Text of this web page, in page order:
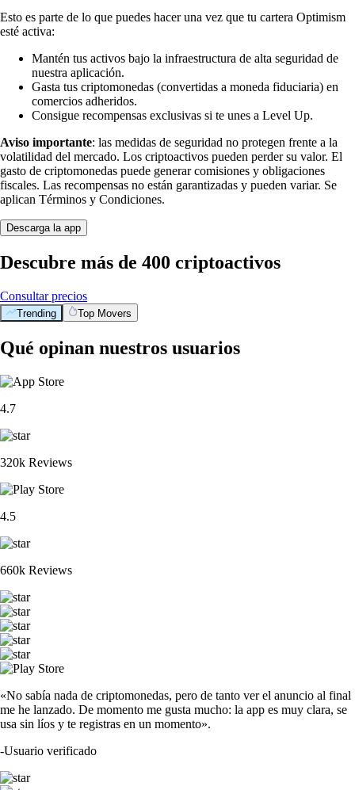
Esto es parte de lo que puedes hacer una vez que tu cartera Optimism
esté activa:
Mantén tus activos bajo la infraestructura de alta seguridad de
nuestra aplicación.
Gasta tus criptomonedas (convertidas a moneda fiduciaria) en
comercios adheridos.
Consigue recompensas exclusivas si te unes a Level Up.
Aviso importante: las medidas de seguridad no protegen frente a la
volatilidad del mercado. Los criptoactivos pueden perder su valor. El
gasto de criptomonedas puede generar comisiones y obligaciones
fiscales. Las recompensas no están garantizadas y pueden variar. Se
aplican Términos y Condiciones.
Descarga la app
Descubre más de 400 criptoactivos
Consultar precios
Trending Top Movers
Qué opinan nuestros usuarios
4.7
320k Reviews
4.5
660k Reviews
«No sabía nada de criptomonedas, pero de tanto ver el anuncio al final
me he lanzado. De momento me gusta mucho: la app es muy clara, se
usa sin líos y te registras en un momento».
-Usuario verificado